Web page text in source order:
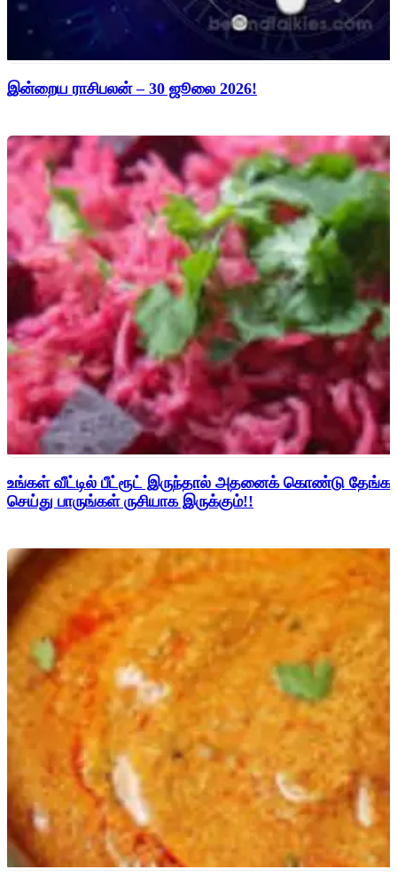
இன்றைய ராசிபலன் – 30 ஜூலை 2026!
உங்கள் வீட்டில் பீட்ரூட் இருந்தால் அதனைக் கொண்டு
செய்து பாருங்கள் ருசியாக இருக்கும்!!